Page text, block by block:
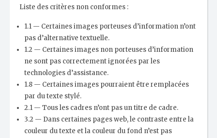
Liste des critères non conformes :
1.1 — Certaines images porteuses d’information n’ont
pas d’alternative textuelle.
1.2 — Certaines images non porteuses d’information
ne sont pas correctement ignorées par les
technologies d’assistance.
1.8 — Certaines images pourraient être remplacées
par du texte stylé.
2.1 — Tous les cadres n’ont pas un titre de cadre.
3.2 — Dans certaines pages web, le contraste entre la
couleur du texte et la couleur du fond n’est pas